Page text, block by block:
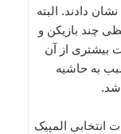
دادند. البته
چند بازیکن و
بیشتری از آن
به حاشیه
شد.
انتخابی المپیک